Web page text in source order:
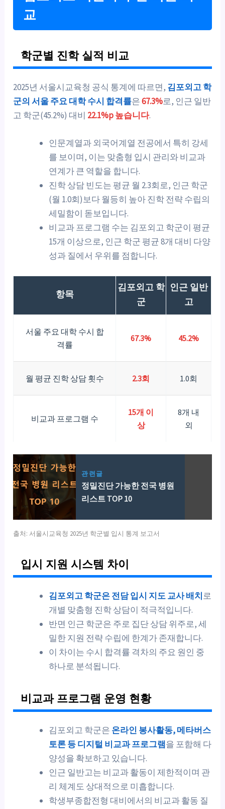
교
학군별 진학 실적 비교
2025년 서울시교육청 공식 통계에 따르면, 김포외고 학
군의 서울 주요 대학 수시 합격률은67.3%로, 인근 일반
고 학군(45.2%) 대비 22.1%p 높습니다.
인문계열과 외국어계열 전공에서 특히 강세
를 보이며, 이는 맞춤형 입시 관리와 비교과
연계가 큰 역할을 합니다.
진학 상담 빈도는 평균 월 2.3회로, 인근 학군
(월 1.0회)보다 월등히 높아 진학 전략 수립의
세밀함이 돋보입니다.
비교과 프로그램 수는 김포외고 학군이 평균
15개 이상으로, 인근 학군 평균 8개 대비 다양
성과 질에서 우위를 점합니다.
항목
김포외고 학
군
인근 일반
고
서울 주요 대학 수시 합
격률
67.3% 45.2%
월 평균 진학 상담 횟수 2.3회 1.0회
비교과 프로그램 수
15개 이
상
8개 내
외
관련글
정밀진단 가능한 전국 병원
리스트 TOP 10
출처: 서울시교육청 2025년 학군별 입시 통계 보고서
입시 지원 시스템 차이
김포외고 학군은 전담 입시 지도 교사 배치로
개별 맞춤형 진학 상담이 적극적입니다.
반면 인근 학군은 주로 집단 상담 위주로, 세
밀한 지원 전략 수립에 한계가 존재합니다.
이 차이는 수시 합격률 격차의 주요 원인 중
하나로 분석됩니다.
비교과 프로그램 운영 현황
김포외고 학군은 온라인 봉사활동, 메타버스
토론 등 디지털 비교과 프로그램을 포함해 다
양성을 확보하고 있습니다.
인근 일반고는 비교과 활동이 제한적이며 관
리 체계도 상대적으로 미흡합니다.
학생부종합전형 대비에서의 비교과 활동 질